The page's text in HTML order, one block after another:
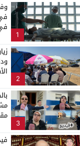
1
2
3